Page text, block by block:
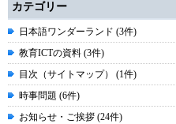
カテゴリー
日本語ワンダーランド (3件)
教育ICTの資料 (3件)
目次（サイトマップ） (1件)
時事問題 (6件)
お知らせ・ご挨拶 (24件)